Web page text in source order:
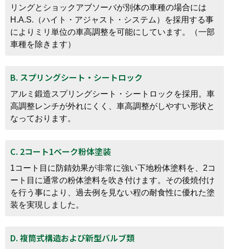
リングとショックアブソーバが別体の車種の場合には
H.A.S.（ハイト・アジャスト・システム）を採用する事
によりミリ単位の車高調整を可能にしています。（一部
車種を除きます）
B. スプリングシート・シートロック
アルミ鍛造スプリングシート・シートロックを採用。車
高調整レンチが外れにくく、車高調整がしやすい形状と
なっております。
C. 2コート1ベーク粉体塗装
1コート目に防錆効果が非常に強い下地粉体塗料を、2コ
ート目に通常の粉体塗料を吹き付けます。その後焼付け
を行う事により、過去例を見ない程の耐食性に優れた塗
装を実現しました。
D. 複筒式構造および新型バルブ類